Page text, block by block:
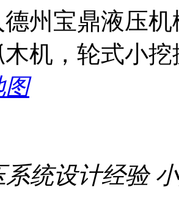
州宝鼎液压
机，轮式小
图
系统设计经验